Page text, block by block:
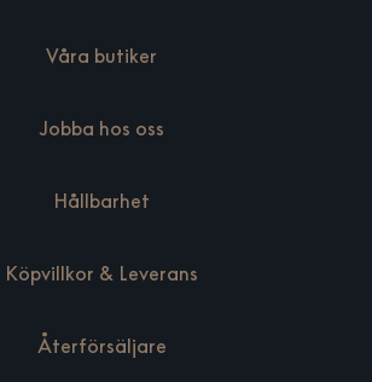
Våra butiker
Jobba hos oss
Hållbarhet
Köpvillkor & Leverans
Återförsäljare